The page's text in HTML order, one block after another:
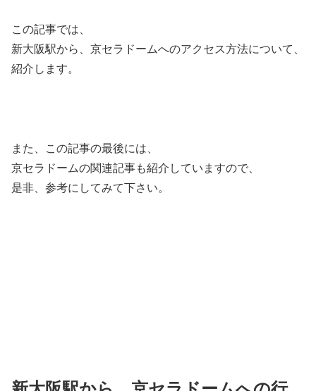
この記事では、
新大阪駅から、京セラドームへのアクセス方法について、
紹介します。
また、この記事の最後には、
京セラドームの関連記事も紹介していますので、
是非、参考にしてみて下さい。